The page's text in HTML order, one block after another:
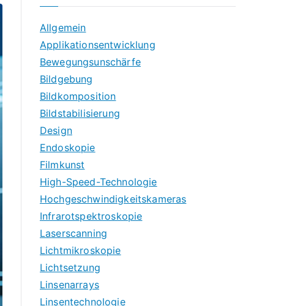
Allgemein
Applikationsentwicklung
Bewegungsunschärfe
Bildgebung
Bildkomposition
Bildstabilisierung
Design
Endoskopie
Filmkunst
High-Speed-Technologie
Hochgeschwindigkeitskameras
Infrarotspektroskopie
Laserscanning
Lichtmikroskopie
Lichtsetzung
Linsenarrays
Linsentechnologie